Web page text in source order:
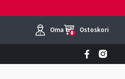
Oma tili
0 Ostoskori